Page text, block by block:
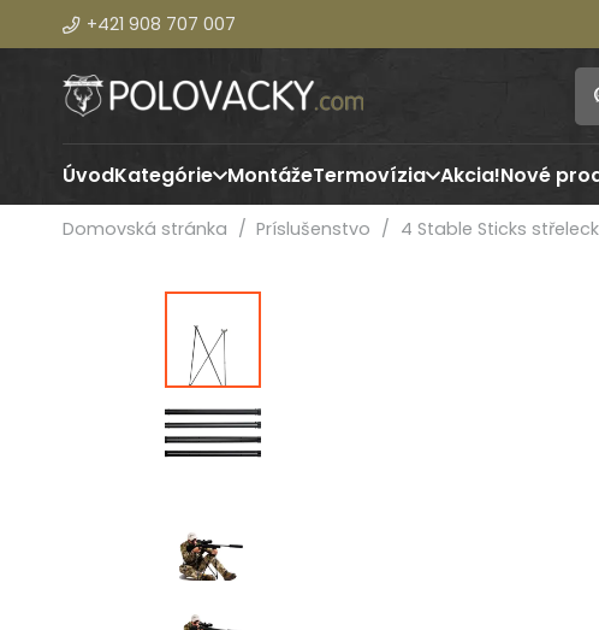
+421 908 707 007
ÚvodKategórie MontážeTermovízia Akcia!Nové
Domovská stránka / Príslušenstvo / 4 Stable Sticks